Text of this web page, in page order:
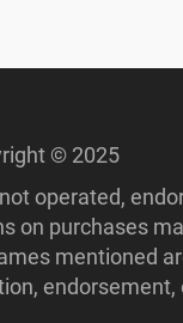
© 2025
operated,
purchases
mentioned
endorsement,